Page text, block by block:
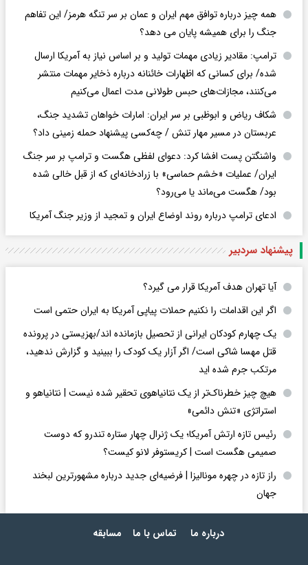
همه چیز درباره توافق مهم ایران و عمان بر سر تنگه هرمز/ این تفاهم
جنگ را برای همیشه پایان می دهد؟
ترامپ: مقادیر زیادی مهمات تولید و بر اساس نیاز به آمریکا ارسال
شده/ برای کسانی که اظهارات خائنانه درباره ذخایر مهمات منتشر
می‌کنند، مجازات‌های حبس طولانی مدت اعمال می‌کنیم
شکاف ریاض و ابوظبی بر سر ایران: امارات خواهان تشدید جنگ،
عربستان در مسیر مهار تنش / چه‌کسی پیشنهاد حمله زمینی داد؟
واشنگتن پست افشا کرد: دعوای لفظی هگست و ترامپ بر سر جنگ
ایران/ عملیات «خشم حماسی» با زرادخانه‌ای که از قبل خالی شده
بود/ هگست می‌ماند یا می‌رود؟
ادعای ترامپ درباره روند اوضاع ایران و تمجید از وزیر جنگ آمریکا
پیشنهاد سردبیر
آیا تهران هدف آمریکا قرار می گیرد؟
اگر این اقدامات را نکنیم حملات پیاپی آمریکا به ایران حتمی است
یک چهارم کودکان ایرانی از تحصیل بازمانده اند/بهزیستی در پرونده
قتل مهسا شاکی است/ اگر آزار یک کودک را ببینید و گزارش ندهید،
مرتکب جرم شده اید
هیچ چیز خطرناک‌تر از یک نتانیاهوی تحقیر شده نیست | نتانیاهو و
استراتژی «تنش دائمی»
رئیس تازه ارتش آمریکا؛ یک ژنرال چهار ستاره تندرو که دوست
صمیمی هگست است | کریستوفر لانو کیست؟
راز تازه در چهره مونالیزا | فرضیه‌ای جدید درباره مشهورترین لبخند
جهان
درباره ما تماس با ما مسابقه